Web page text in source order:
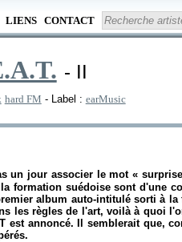
LIENS CONTACT
- II
hard FM - Label : earMusic
un jour associer le mot « surprise
formation suédoise sont d'une
album auto-intitulé sorti à la
les règles de l'art, voilà à quoi
est annoncé. Il semblerait que,